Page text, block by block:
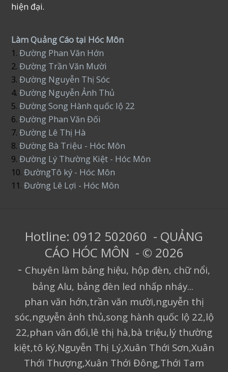
hiện đại.
Làm Quảng Cáo tại Hóc Môn
1.Đường Phan Văn Hớn
2.Đường Trần Văn Mười
3.Đường Nguyễn Thị Sóc
4. Đường Nguyễn Ảnh Thủ
5.Đường Song Hành quốc lộ 22
6.Đường Phan Văn Đối
7. Đường Lê Thị Hà
8.Đường Bà Triệu - Hóc Môn
9.Đường Lý Thường Kiệt - Hóc Môn
10.ĐườngTô ký - Hóc Môn
11.Đường Lê Lợi - Hóc Môn
Hotline: 0912 502060 - QUẢNG
CÁO HÓC MÔN - © 2026
- Chuyên làm bảng hiệu, hộp đèn, chữ nổi,
bảng Alu, bảng đèn led nhấp nháy...
phan văn hớn,trần văn mười,nguyễn thị
sóc,nguyễn ảnh thủ,song hành quốc lộ 22,lộ
22,phan văn đối,lê thị hà,bà triệu,lý thường
kiệt,tô ký,Nguyễn Thị Lý,Xuân Thới Sơn,Xuân
Thới Thượng,Xuân Thới Đông,Thới Tam